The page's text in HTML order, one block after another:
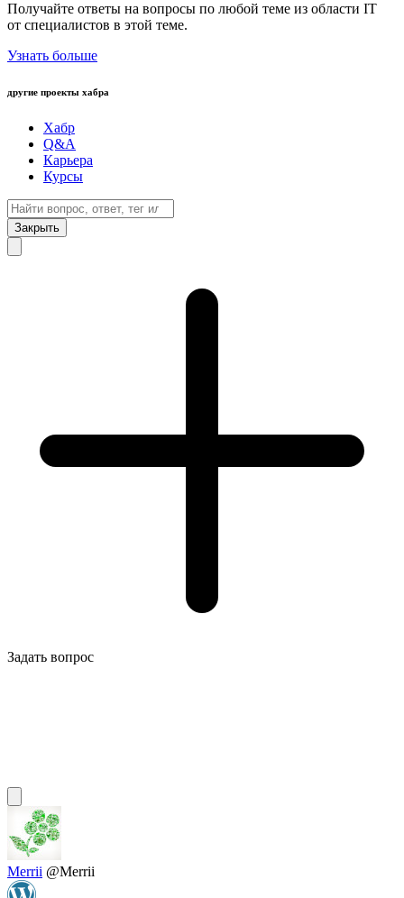
Получайте ответы на вопросы по любой теме из области IT
от специалистов в этой теме.
Узнать больше
другие проекты хабра
Хабр
Q&A
Карьера
Курсы
Закрыть
Задать вопрос
Merrii @Merrii